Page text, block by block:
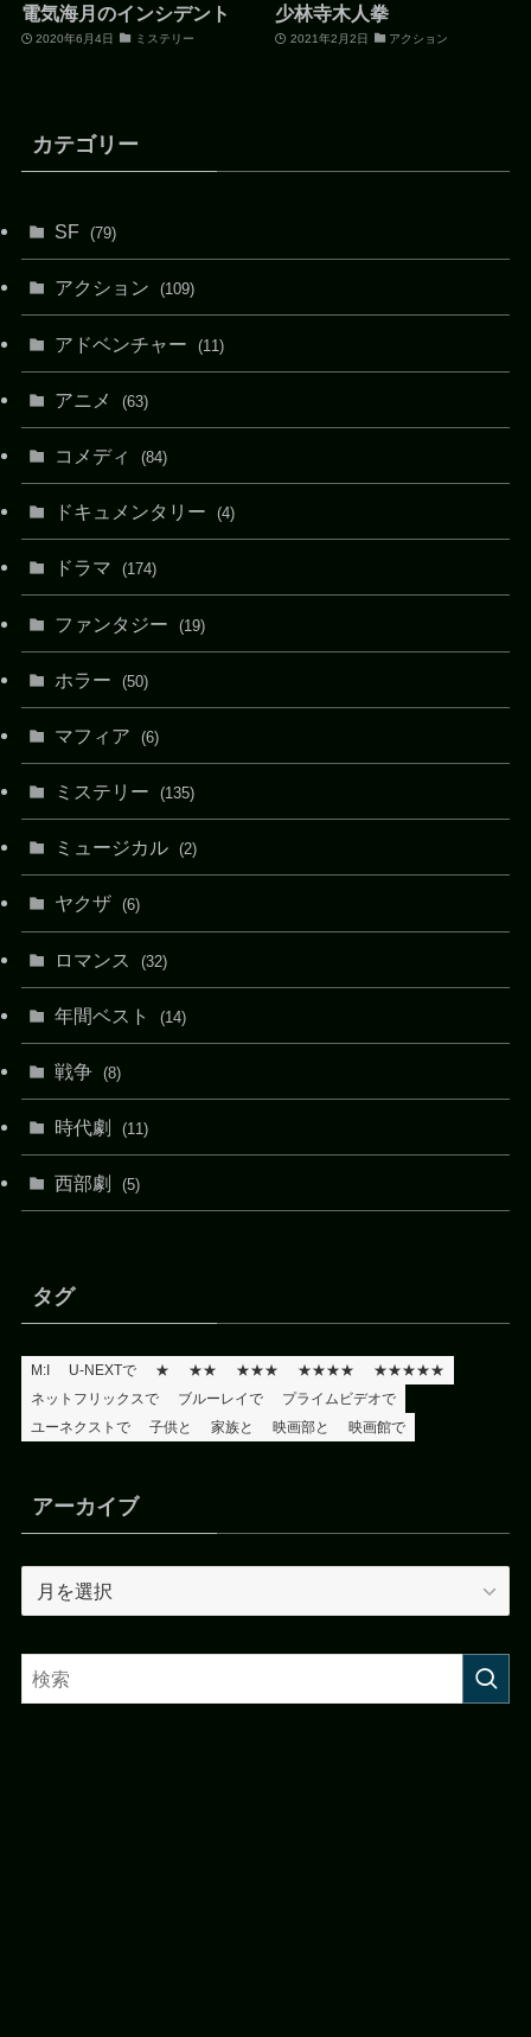
電気海月のインシデント
2020年6月4日 ミステリー
少林寺木人拳
2021年2月2日 アクション
カテゴリー
SF (79)
アクション (109)
アドベンチャー (11)
アニメ (63)
コメディ (84)
ドキュメンタリー (4)
ドラマ (174)
ファンタジー (19)
ホラー (50)
マフィア (6)
ミステリー (135)
ミュージカル (2)
ヤクザ (6)
ロマンス (32)
年間ベスト (14)
戦争 (8)
時代劇 (11)
西部劇 (5)
タグ
M:I U-NEXTで ★ ★★ ★★★ ★★★★
★★★★★
ネットフリックスで
ブルーレイで
プライムビデオで
ユーネクストで
子供と 家族と 映画部と 映画館で
アーカイブ
ー
イ
ブ